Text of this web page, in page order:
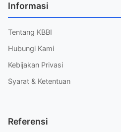
Informasi
Tentang KBBI
Hubungi Kami
Kebijakan Privasi
Syarat & Ketentuan
Referensi